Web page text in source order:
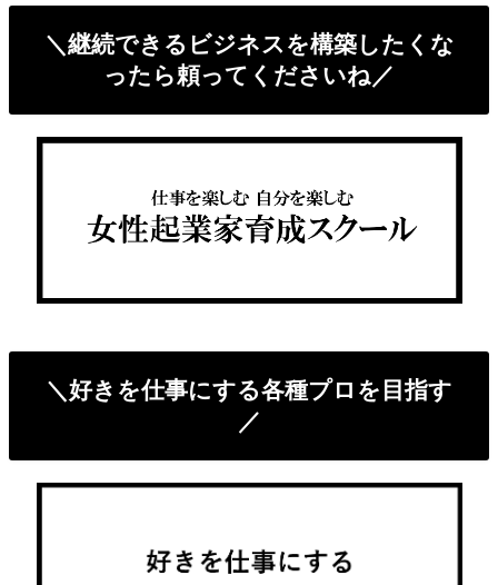
＼継続できるビジネスを構築したくな
ったら頼ってくださいね／
＼好きを仕事にする各種プロを目指す
／